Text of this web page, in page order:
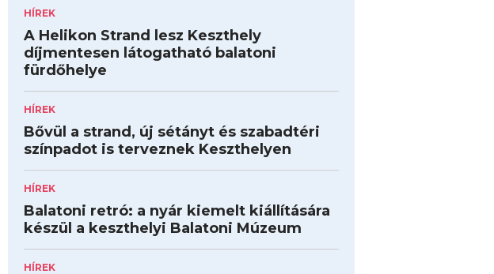
HÍREK
A Helikon Strand lesz Keszthely
díjmentesen látogatható balatoni
fürdőhelye
HÍREK
Bővül a strand, új sétányt és szabadtéri
színpadot is terveznek Keszthelyen
HÍREK
Balatoni retró: a nyár kiemelt kiállítására
készül a keszthelyi Balatoni Múzeum
HÍREK